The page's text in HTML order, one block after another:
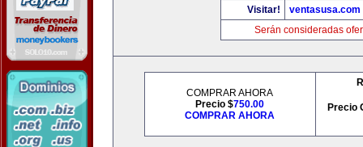
Visitar!
ventasusa.com
Serán consideradas
COMPRAR AHORA
Precio $750.00
COMPRAR AHORA
Precio